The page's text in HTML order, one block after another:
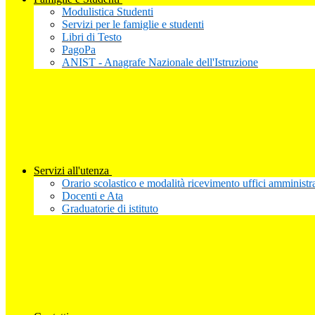
Modulistica Studenti
Servizi per le famiglie e studenti
Libri di Testo
PagoPa
ANIST - Anagrafe Nazionale dell'Istruzione
Servizi all'utenza
Orario scolastico e modalità ricevimento uffici
Docenti e Ata
Graduatorie di istituto